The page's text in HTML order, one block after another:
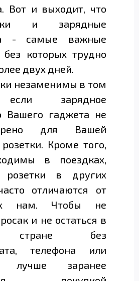
Вот и выходит, что
и зарядные
- самые важные
которых трудно
двух дней.
незаменимы в том
если зарядное
Вашего гаджета не
для Вашей
Кроме того,
в поездках,
розетки в других
отличаются от
нам. Чтобы не
и не остаться в
стране без
телефона или
лучше заранее